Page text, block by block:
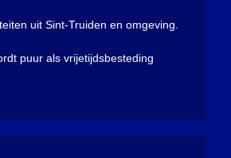
uit Sint-Truiden en omgeving.
puur als vrijetijdsbesteding